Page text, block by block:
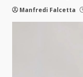
Manfredi Falcetta